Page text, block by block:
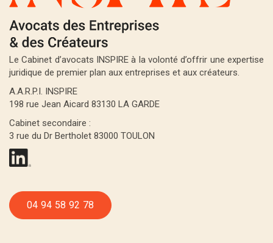
Le Cabinet d’avocats INSPIRE à la volonté d’offrir une expertise
juridique de premier plan aux entreprises et aux créateurs.
A.A.R.P.I. INSPIRE
198 rue Jean Aicard 83130 LA GARDE
Cabinet secondaire :
3 rue du Dr Bertholet 83000 TOULON
04 94 58 92 78